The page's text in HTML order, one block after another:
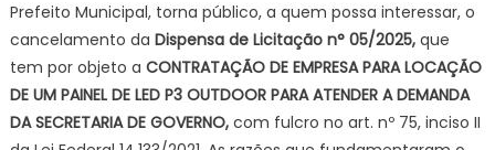
Prefeito Municipal, torna público, a quem possa interessar, o
cancelamento da Dispensa de Licitação n° 05/2025, que
tem por objeto a CONTRATAÇÃO DE EMPRESA PARA LOCAÇÃO
DE UM PAINEL DE LED P3 OUTDOOR PARA ATENDER A DEMANDA
DA SECRETARIA DE GOVERNO, com fulcro no art. nº 75, inciso II